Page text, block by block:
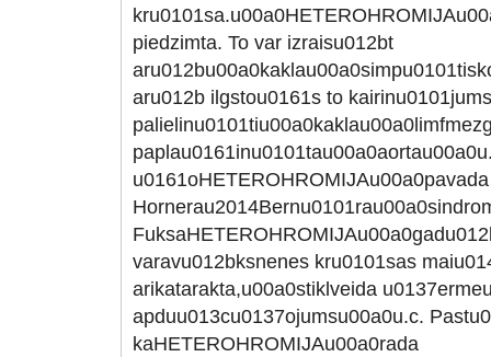
piedzimta. To var izraisu012bt
aru012b ilgstou0161s to
u0161oHETEROHROMIJAu00a0pavada
varavu012bksnenes kru0101sas
arikatarakta,u00a0stiklveida
apduu013cu0137ojumsu00a0u.c.
kaHETEROHROMIJAu00a0rada